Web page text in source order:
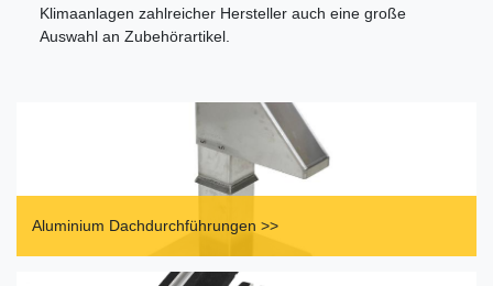
Klimaanlagen zahlreicher Hersteller auch eine große
Auswahl an Zubehörartikel.
Aluminium Dachdurchführungen >>